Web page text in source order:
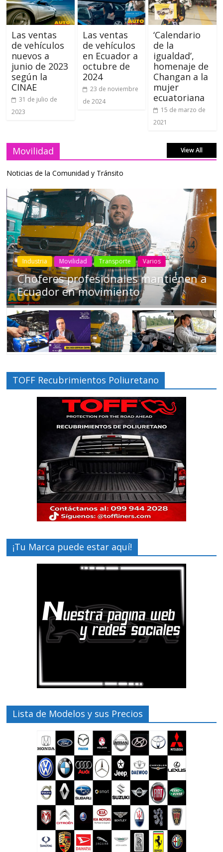
Las ventas
de vehículos
nuevos a
junio de 2023
según la
CINAE
31 de julio de
2023
Las ventas
de vehículos
en Ecuador a
octubre de
2024
23 de noviembre
de 2024
‘Calendario
de la
igualdad’,
homenaje de
Changan a la
mujer
ecuatoriana
15 de marzo de
2021
Movilidad View All
Noticias de la Comunidad y Tránsito
Industria Movilidad Transporte Varios
Choferes profesionales mantienen a
Ecuador en movimiento
TOFF Recubrimientos Poliuretano
¡Tu Marca puede estar aquí!
Lista de Modelos y sus Precios